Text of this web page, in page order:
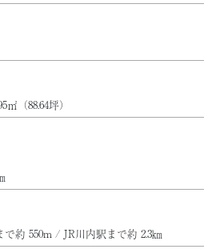
㎡（88.64坪）
約 550m / JR川内駅まで約 2.3㎞